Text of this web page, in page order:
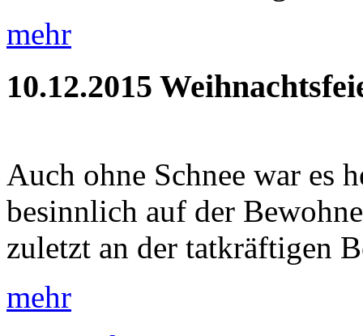
mehr
10.12.2015
Auch ohne Schnee war es
besinnlich auf der
zuletzt an der tatkräftigen
mehr